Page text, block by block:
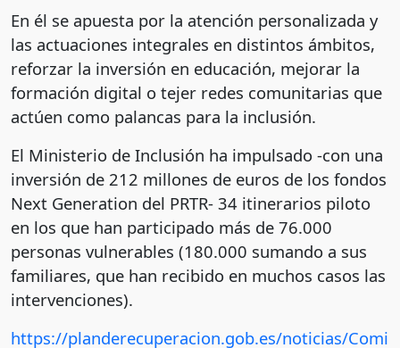
En él se apuesta por la atención personalizada y
las actuaciones integrales en distintos ámbitos,
reforzar la inversión en educación, mejorar la
formación digital o tejer redes comunitarias que
actúen como palancas para la inclusión.
El Ministerio de Inclusión ha impulsado -con una
inversión de 212 millones de euros de los fondos
Next Generation del PRTR- 34 itinerarios piloto
en los que han participado más de 76.000
personas vulnerables (180.000 sumando a sus
familiares, que han recibido en muchos casos las
intervenciones).
https://planderecuperacion.gob.es/noticias/Comi